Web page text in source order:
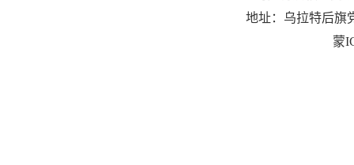
地址：乌拉特后旗
蒙